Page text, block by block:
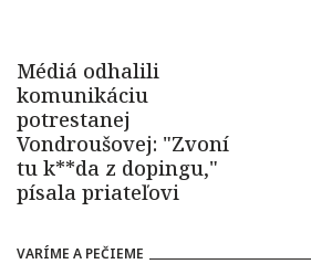
VARÍME A PEČIEME